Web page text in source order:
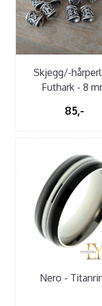
Skjegg/-
Futhark - 8
85,-
Nero -